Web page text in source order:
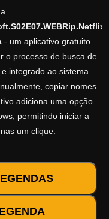
- um aplicativo gratuito
o processo de busca de
integrado ao sistema
copiar nomes
adiciona uma opção
permitindo iniciar a
um clique.